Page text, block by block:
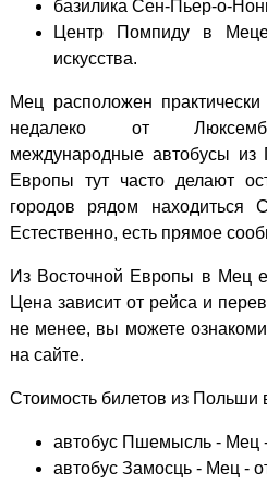
базилика Сен-Пьер-о-
Центр Помпиду в
искусства.
Мец расположен
недалеко от
международные автобусы из
Европы тут часто делают
городов рядом находиться
Естественно, есть прямое
Из Восточной Европы в Мец
Цена зависит от рейса и
не менее, вы можете
на сайте.
Стоимость билетов из Польши
автобус Пшемысль - Мец
автобус Замосць - Мец -